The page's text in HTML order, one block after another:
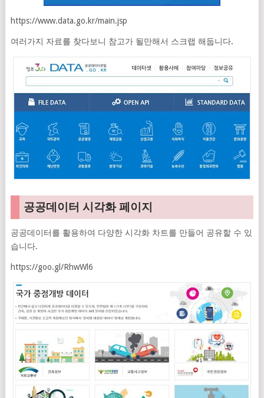
https://www.data.go.kr/main.jsp
여러가지 자료를 찾다보니 참고가 될만해서 스크랩 해둡니다.
공공데이터 시각화 페이지
공공데이터를 활용하여 다양한 시각화 차트를 만들어 공유할 수 있
습니다.
https://goo.gl/RhwWl6